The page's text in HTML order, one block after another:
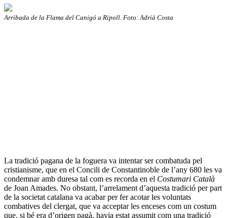
Arribada de la Flama del Canigó a Ripoll. Foto: Adrià Costa
La tradició pagana de la foguera va intentar ser combatuda pel
cristianisme, que en el Concili de Constantinoble de l’any 680 les va
condemnar amb duresa tal com es recorda en el Costumari Català
de Joan Amades. No obstant, l’arrelament d’aquesta tradició per part
de la societat catalana va acabar per fer acotar les voluntats
combatives del clergat, que va acceptar les enceses com un costum
que, si bé era d’origen pagà, havia estat assumit com una tradició